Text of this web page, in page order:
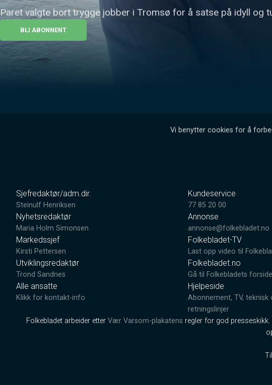
Paret valgte bort trygge jobber i Tromsø for å satse på idyll og
BLI ABONNENT
Vi benytter cookies for å
Sjefredaktør/adm.dir.
Steinulf Henriksen
Nyhetsredaktør
Maria Holm Simonsen
Markedssjef
Kirsti Pettersen
Utviklingsredaktør
Trond Sandnes
Alle ansatte
Klikk for kontakt-info
Kundeservice
77 85 20 00
Annonse
annonse@folkebladet.no
Folkebladet-TV
Last opp video til
Folkebladet.no
Gå til Folkebladets forside
Hjelpeside
Abonnement, TV, teknisk
retningslinjer
Folkebladet arbeider etter Vær Varsom-plakatens regler for god presseskikk.